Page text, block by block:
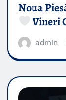
Noua
Vineri
admin